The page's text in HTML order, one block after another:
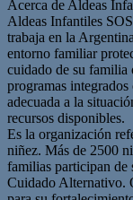
Acerca de Aldeas
Aldeas Infantiles
trabaja en la
entorno familiar
cuidado de su familia
programas
adecuada a la
recursos disponibles.
Es la organización
niñez. Más de 2500
familias participan de
Cuidado Alternativo.